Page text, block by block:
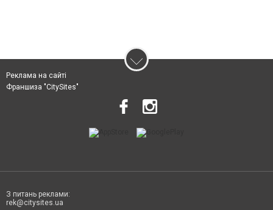
Реклама на сайті
Франшиза "CitySites"
З питань реклами:
rek@citysites.ua